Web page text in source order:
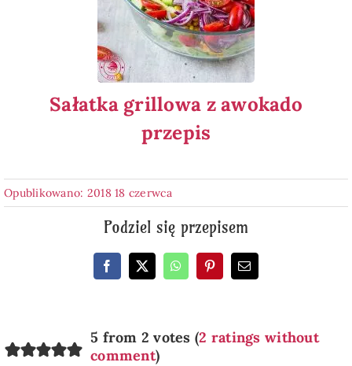
Sałatka grillowa z awokado
przepis
Opublikowano: 2018 18 czerwca
Podziel się przepisem
5 from 2 votes (2 ratings without
comment)